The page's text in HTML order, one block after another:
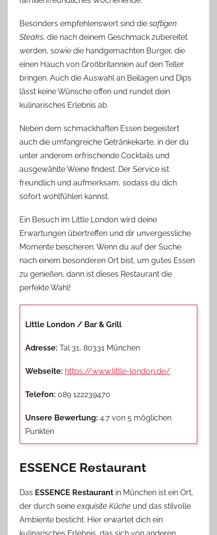
Besonders empfehlenswert sind diesaftigen
Steaks, die nach deinem Geschmack zubereitet
werden, sowie die handgemachten Burger, die
einen Hauch von Großbritannien auf den Teller
bringen. Auch die Auswahl an Beilagen und Dips
lässt keine Wünsche offen und rundet dein
kulinarisches Erlebnis ab.
Neben dem schmackhaften Essen begeistert
auch die umfangreiche Getränkekarte, in der du
unter anderem erfrischende Cocktails und
ausgewählte Weine findest. Der Service ist
freundlich und aufmerksam, sodass du dich
sofort wohlfühlen kannst.
Ein Besuch im Little London wird deine
Erwartungen übertreffen und dir unvergessliche
Momente bescheren. Wenn du auf der Suche
nach einem besonderen Ort bist, um gutes Essen
zu genießen, dann ist dieses Restaurant die
perfekte Wahl!
Little London / Bar & Grill
Adresse: Tal 31, 80331 München
Webseite: https://www.little-london.de/
Telefon: 089 122239470
Unsere Bewertung: 4.7 von 5 möglichen
Punkten
ESSENCE Restaurant
Das ESSENCE Restaurant in München ist ein Ort,
der durch seine exquisite Küche und das stilvolle
Ambiente besticht. Hier erwartet dich ein